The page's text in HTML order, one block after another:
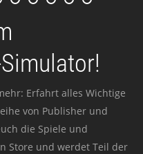
Erfahrt alles Wichtige
von Publisher und
die Spiele und
Store und werdet Teil der